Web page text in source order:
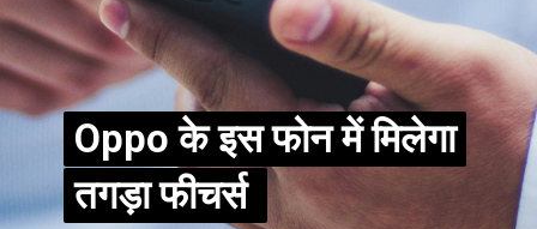
Oppo के इस फोन में मिलेगा
तगड़ा फीचर्स
Oppo के इस फोन में मिलेगा
तगड़ा फीचर्स